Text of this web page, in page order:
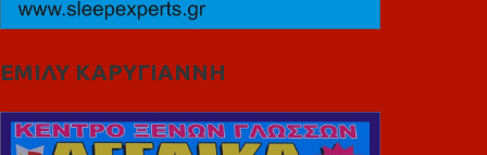
ΕΜΙΛΥ ΚΑΡΥΓΙΑΝΝΗ